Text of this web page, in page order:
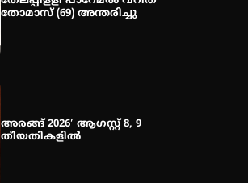
തോമാസ് (69) അന്തരിച്ചു
അരങ്ങ് 2026′ ആഗസ്റ്റ് 8, 9
തീയതികളിൽ